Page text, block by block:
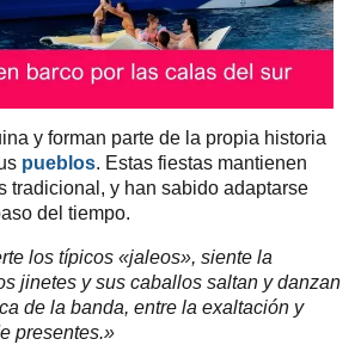
y forman parte de la propia historia
pueblos. Estas fiestas mantienen
tradicional, y han sabido adaptarse
del tiempo.
los típicos «jaleos», siente la
jinetes y sus caballos saltan y danzan
de la banda, entre la exaltación y
presentes.»